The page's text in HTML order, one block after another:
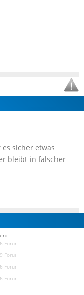
sicher etwas
bleibt in falscher
Forum)
Forum)
Forum)
Forum)